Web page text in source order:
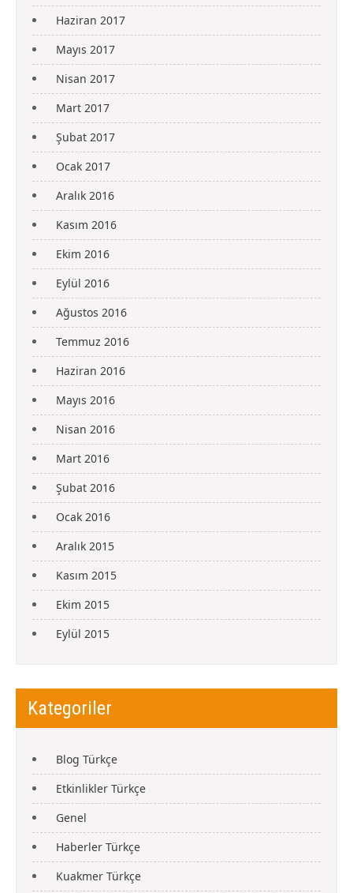
Haziran 2017
Mayıs 2017
Nisan 2017
Mart 2017
Şubat 2017
Ocak 2017
Aralık 2016
Kasım 2016
Ekim 2016
Eylül 2016
Ağustos 2016
Temmuz 2016
Haziran 2016
Mayıs 2016
Nisan 2016
Mart 2016
Şubat 2016
Ocak 2016
Aralık 2015
Kasım 2015
Ekim 2015
Eylül 2015
Kategoriler
Blog Türkçe
Etkinlikler Türkçe
Genel
Haberler Türkçe
Kuakmer Türkçe